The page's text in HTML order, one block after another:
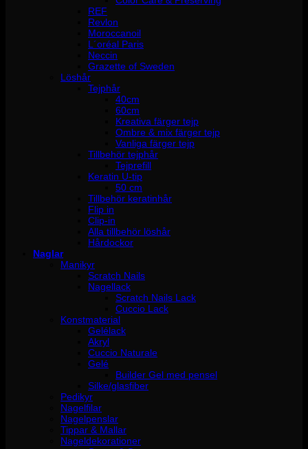
REF
Revlon
Moroccanoil
L´oréal Paris
Neccin
Grazette of Sweden
Löshår
Tejphår
40cm
60cm
Kreativa färger tejp
Ombre & mix färger tejp
Vanliga färger tejp
Tillbehör tejphår
Tejprefill
Keratin U-tip
50 cm
Tillbehör keratinhår
Flip in
Clip-in
Alla tillbehör löshår
Hårdockor
Naglar
Manikyr
Scratch Nails
Nagellack
Scratch Nails Lack
Cuccio Lack
Konstmaterial
Gelélack
Akryl
Cuccio Naturale
Gelé
Builder Gel med pensel
Silke/glasfiber
Pedikyr
Nagelfilar
Nagelpenslar
Tippar & Mallar
Nageldekorationer